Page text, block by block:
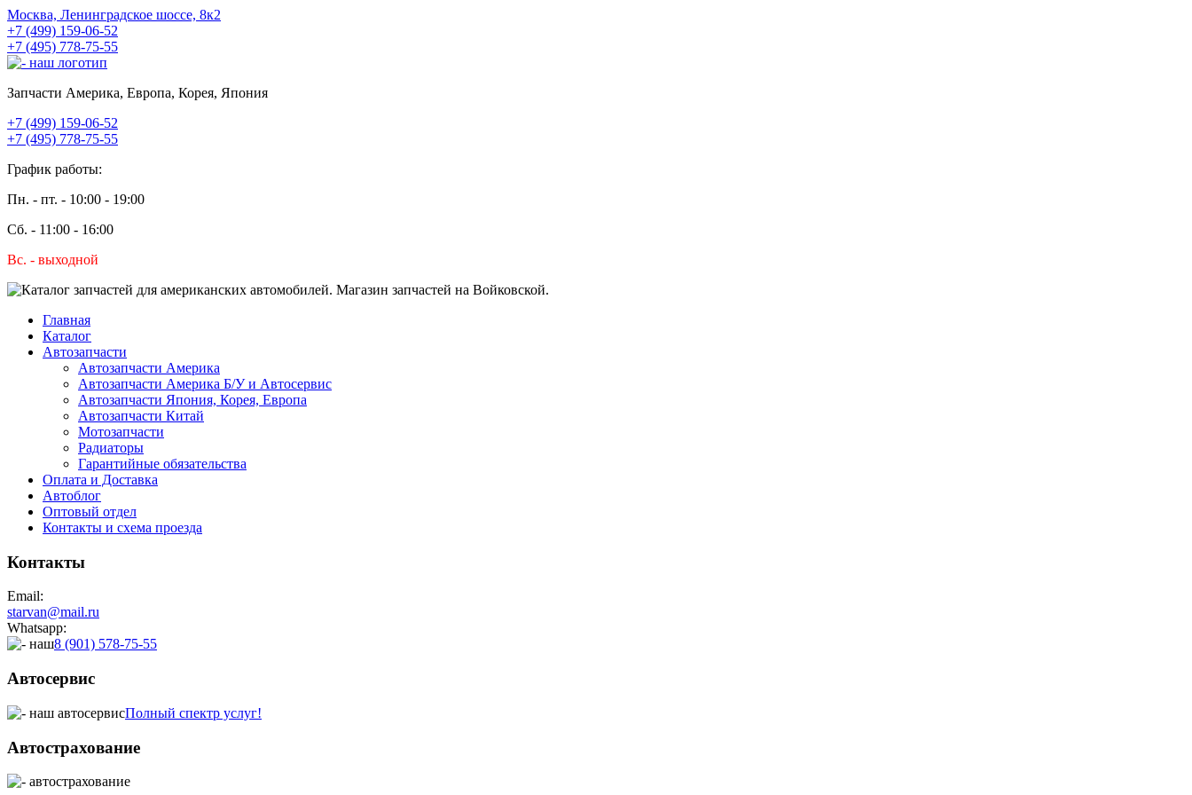
Москва, Ленинградское шоссе, 8к2
+7 (499) 159-06-52
+7 (495) 778-75-55
Запчасти Америка, Европа, Корея, Япония
+7 (499) 159-06-52
+7 (495) 778-75-55
График работы:
Пн. - пт. - 10:00 - 19:00
Сб. - 11:00 - 16:00
Вс. - выходной
Главная
Каталог
Автозапчасти
Автозапчасти Америка
Автозапчасти Америка Б/У и Автосервис
Автозапчасти Япония, Корея, Европа
Автозапчасти Китай
Мотозапчасти
Радиаторы
Гарантийные обязательства
Оплата и Доставка
Автоблог
Оптовый отдел
Контакты и схема проезда
Контакты
Email:
starvan@mail.ru
Whatsapp:
8 (901) 578-75-55
Автосервис
Полный спектр услуг!
Автострахование